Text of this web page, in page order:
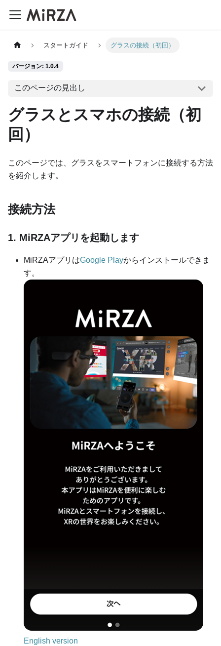
スタートガイド グラスの接続（初回）
バージョン: 1.0.4
このページの見出し
グラスとスマホの接続（初
回）
このページでは、グラスをスマートフォンに接続する方法
を紹介します。
接続方法
1. MiRZAアプリを起動します
MiRZAアプリはGoogle Playからインストールできま
す。
English version